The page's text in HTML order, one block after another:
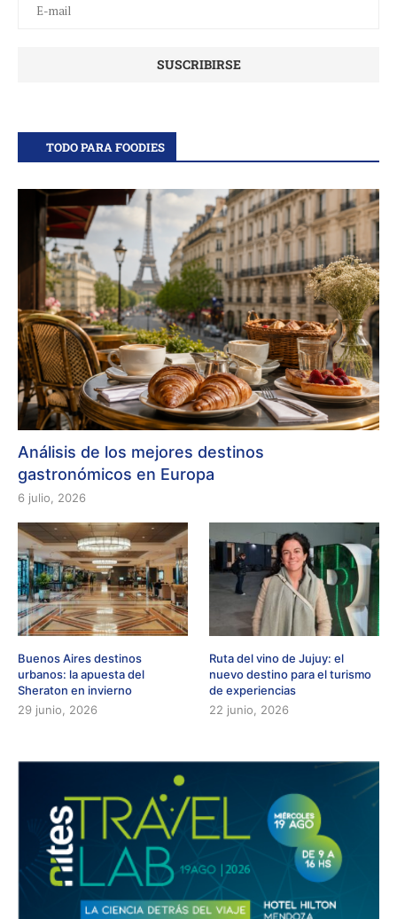
TODO PARA FOODIES
Análisis de los mejores destinos
gastronómicos en Europa
6 julio, 2026
Buenos Aires destinos
urbanos: la apuesta del
Sheraton en invierno
29 junio, 2026
Ruta del vino de Jujuy: el
nuevo destino para el turismo
de experiencias
22 junio, 2026